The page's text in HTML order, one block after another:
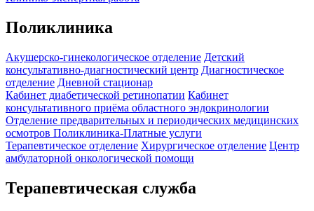
Поликлиника
Акушерско-гинекологическое отделение Детский
консультативно-диагностический центр Диагностическое
отделение Дневной стационар
Кабинет диабетической ретинопатии Кабинет
консультативного приёма областного эндокринологии
Отделение предварительных и периодических медицинских
осмотров Поликлиника-Платные услуги
Терапевтическое отделение Хирургическое отделение Центр
амбулаторной онкологической помощи
Терапевтическая служба